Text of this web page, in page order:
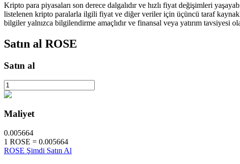
Staking
Yüksek getiri ve anında erişim
Kripto para piyasaları son derece dalgalıdır ve hızlı fiyat değişimleri
listelenen kripto paralarla ilgili fiyat ve diğer veriler için üçüncü taraf
bilgiler yalnızca bilgilendirme amaçlıdır ve finansal veya yatırım tavsiyesi
Satın al ROSE
Satın al
Maliyet
0.005664
1 ROSE = 0.005664
ROSE Şimdi Satın Al